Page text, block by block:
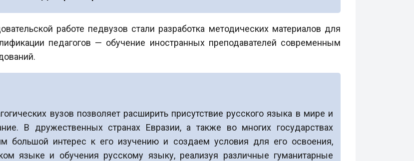
работе педвузов стали разработка методических материалов для
педагогов — обучение иностранных преподавателей современным
вузов позволяет расширить присутствие русского языка в мире и
В дружественных странах Евразии, а также во многих государствах
интерес к его изучению и создаем условия для его освоения,
языке и обучения русскому языку, реализуя различные гуманитарные